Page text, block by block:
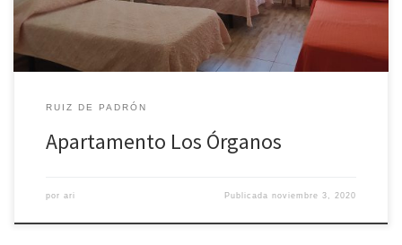
RUIZ DE PADRÓN
Apartamento Los Órganos
por ari Publicadanoviembre 3, 2020